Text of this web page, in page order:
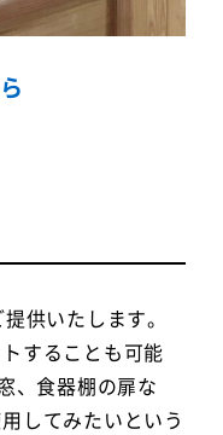
供いたします。
することも可能
、食器棚の扉な
してみたいという